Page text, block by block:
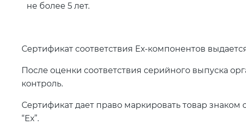
не более 5 лет.
Сертификат соответствия Ех-компонентов
После оценки соответствия серийного выпуска
контроль.
Сертификат дает право маркировать товар
“Ех”.